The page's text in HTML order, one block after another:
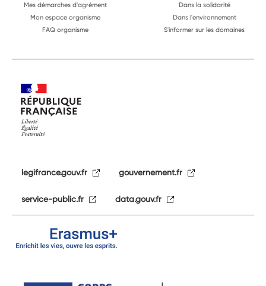
Mes démarches d'agrément
Mon espace organisme
FAQ organisme
Dans la solidarité
Dans l'environnement
S'informer sur les domaines
legifrance.gouv.fr gouvernement.fr
service-public.fr data.gouv.fr